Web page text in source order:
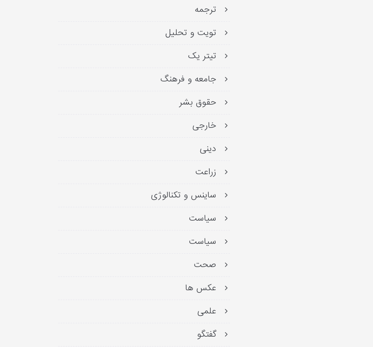
ترجمه
تویت و تحلیل
تیتر یک
جامعه و فرهنگ
حقوق بشر
خارجی
دینی
زراعت
ساینس و تکنالوژی
سیاست
سیاست
صحت
عکس ها
علمی
گفتگو